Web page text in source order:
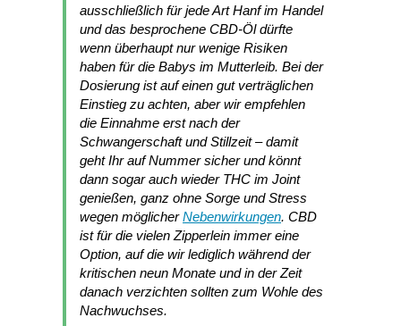
ausschließlich für jede Art Hanf im Handel
und das besprochene CBD-Öl dürfte
wenn überhaupt nur wenige Risiken
haben für die Babys im Mutterleib. Bei der
Dosierung ist auf einen gut verträglichen
Einstieg zu achten, aber wir empfehlen
die Einnahme erst nach der
Schwangerschaft und Stillzeit – damit
geht Ihr auf Nummer sicher und könnt
dann sogar auch wieder THC im Joint
genießen, ganz ohne Sorge und Stress
wegen möglicherNebenwirkungen. CBD
ist für die vielen Zipperlein immer eine
Option, auf die wir lediglich während der
kritischen neun Monate und in der Zeit
danach verzichten sollten zum Wohle des
Nachwuchses.